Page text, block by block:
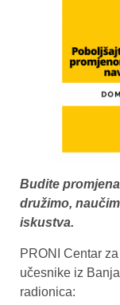
Budite
družimo,
iskustva.
PRONI Centar
učesnike iz
radionica: